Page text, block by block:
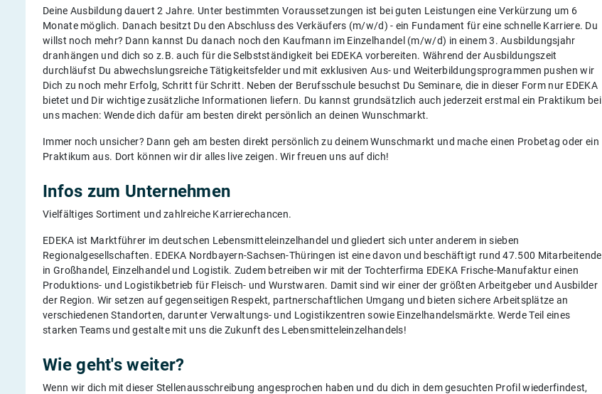
Deine Ausbildung dauert 2 Jahre. Unter bestimmten Voraussetzungen ist bei guten Leistungen eine Verkürzung um 6
Monate möglich. Danach besitzt Du den Abschluss des Verkäufers (m/w/d) - ein Fundament für eine schnelle Karriere. Du
willst noch mehr? Dann kannst Du danach noch den Kaufmann im Einzelhandel (m/w/d) in einem 3. Ausbildungsjahr
dranhängen und dich so z.B. auch für die Selbstständigkeit bei EDEKA vorbereiten. Während der Ausbildungszeit
durchläufst Du abwechslungsreiche Tätigkeitsfelder und mit exklusiven Aus- und Weiterbildungsprogrammen pushen wir
Dich zu noch mehr Erfolg, Schritt für Schritt. Neben der Berufsschule besuchst Du Seminare, die in dieser Form nur EDEKA
bietet und Dir wichtige zusätzliche Informationen liefern. Du kannst grundsätzlich auch jederzeit erstmal ein Praktikum bei
uns machen: Wende dich dafür am besten direkt persönlich an deinen Wunschmarkt.
Immer noch unsicher? Dann geh am besten direkt persönlich zu deinem Wunschmarkt und mache einen Probetag oder ein
Praktikum aus. Dort können wir dir alles live zeigen. Wir freuen uns auf dich!
Infos zum Unternehmen
Vielfältiges Sortiment und zahlreiche Karrierechancen.
EDEKA ist Marktführer im deutschen Lebensmitteleinzelhandel und gliedert sich unter anderem in sieben
Regionalgesellschaften. EDEKA Nordbayern-Sachsen-Thüringen ist eine davon und beschäftigt rund 47.500 Mitarbeitende
in Großhandel, Einzelhandel und Logistik. Zudem betreiben wir mit der Tochterfirma EDEKA Frische-Manufaktur einen
Produktions- und Logistikbetrieb für Fleisch- und Wurstwaren. Damit sind wir einer der größten Arbeitgeber und Ausbilder
der Region. Wir setzen auf gegenseitigen Respekt, partnerschaftlichen Umgang und bieten sichere Arbeitsplätze an
verschiedenen Standorten, darunter Verwaltungs- und Logistikzentren sowie Einzelhandelsmärkte. Werde Teil eines
starken Teams und gestalte mit uns die Zukunft des Lebensmitteleinzelhandels!
Wie geht's weiter?
Wenn wir dich mit dieser Stellenausschreibung angesprochen haben und du dich in dem gesuchten Profil wiederfindest,